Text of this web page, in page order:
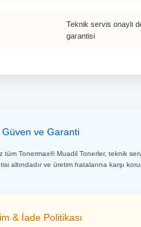
Teknik servis onaylı
garantisi
Güven ve Garanti
tüm Tonermax® Muadil Tonerler, teknik
altındadır ve üretim hatalarına karşı
& İade Politikası